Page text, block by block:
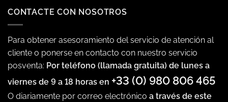
CONTACTE CON NOSOTROS
Para obtener asesoramiento del servicio de atención al
cliente o ponerse en contacto con nuestro servicio
posventa: Por teléfono (llamada gratuita) de lunes a
viernes de 9 a 18 horas en +33 (0) 980 806 465
O diariamente por correo electrónico a través de este